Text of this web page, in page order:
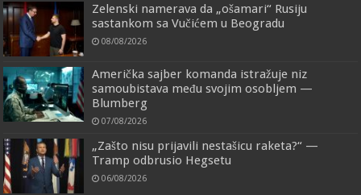
Zelenski namerava da „ošamari“ Rusiju
sastankom sa Vučićem u Beogradu
08/08/2026
Američka sajber komanda istražuje niz
samoubistava među svojim osobljem —
Blumberg
07/08/2026
„Zašto nisu prijavili nestašicu raketa?“ —
Tramp odbrusio Hegsetu
06/08/2026